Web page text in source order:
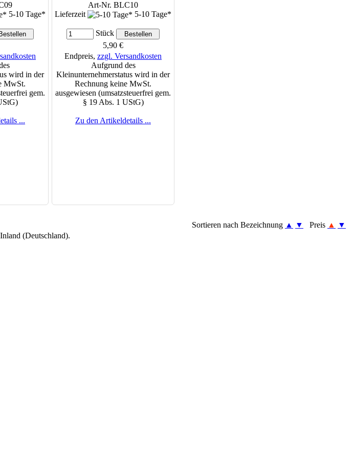
5-10 Tage*
wird in der
MwSt.
gem.
...
Art-Nr. BLC10
Lieferzeit
5-10 Tage*
Stück
5,90 €
Endpreis, zzgl. Versandkosten
Aufgrund des
Kleinunternehmerstatus wird in der
Rechnung keine MwSt.
ausgewiesen (umsatzsteuerfrei gem.
§ 19 Abs. 1 UStG)
Zu den Artikeldetails ...
Sortieren nach Bezeichnung ▲ ▼ Preis ▲
▼
(Deutschland).